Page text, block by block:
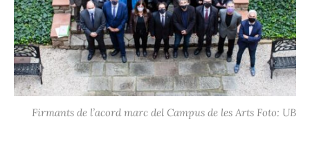
Firmants de l’acord marc del Campus de les Arts Foto: UB